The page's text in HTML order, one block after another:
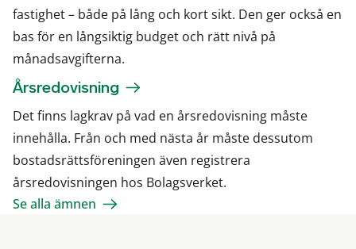
fastighet – både på lång och kort sikt. Den ger också en
bas för en långsiktig budget och rätt nivå på
månadsavgifterna.
Årsredovisning
Det finns lagkrav på vad en årsredovisning måste
innehålla. Från och med nästa år måste dessutom
bostadsrättsföreningen även registrera
årsredovisningen hos Bolagsverket.
Se alla ämnen